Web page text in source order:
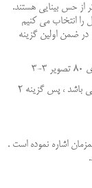
از حس بینایی هستند.
شود و بین گزینه 4 و 1 گزینه اول را انتخاب می کنیم
ضمن اولین گزینه
طبق تصویر 3-3 لوب آهیانه ای مرکز ( احساس های بدنی ) می باشد ، پس گزینه 2
اشاره نموده است .